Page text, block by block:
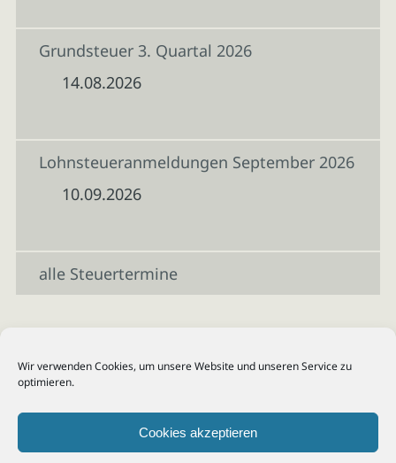
Wir verwenden Cookies, um unsere Website und unseren Service zu
optimieren.
Cookies akzeptieren
Grundsteuer 3. Quartal 2026
14.08.2026
Lohnsteueranmeldungen September 2026
10.09.2026
alle Steuertermine